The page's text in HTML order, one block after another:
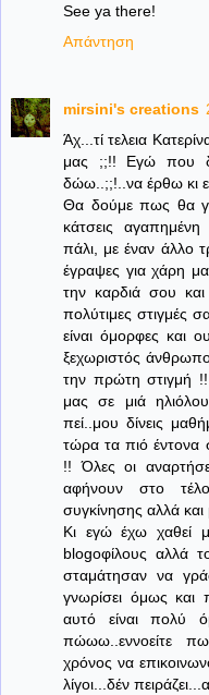
See ya there!
Απάντηση
mirsini's creations
Άχ...τί τελεια
μας ;;!! Εγώ που
δώω..;;!..να έρθω κι
Θα δούμε πως θα
κάτσεις αγαπημένη
πάλι, με έναν άλλο
έγραψες για χάρη
την καρδιά σου
πολύτιμες στιγμές
είναι όμορφες και
ξεχωριστός
την πρώτη στιγμή
μας σε μιά
πεί..μου δίνεις
τώρα τα πιό έντονα
!! Όλες οι
αφήνουν στο
συγκίνησης αλλά
Κι εγώ έχω χαθεί
blogoφίλους αλλά
σταμάτησαν να
γνωρίσει όμως και
αυτό είναι πολύ
πώωω..εννοείτε
χρόνος να
λίγοι...δέν